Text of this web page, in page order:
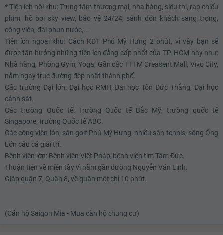
* Tiện ích nội khu: Trung tâm thương mại, nhà hàng, siêu thị, rạp chiếu
phim, hồ bơi sky view, bảo vệ 24/24, sảnh đón khách sang trọng,
công viên, đài phun nước,...
Tiện ích ngoại khu: Cách KĐT Phú Mỹ Hưng 2 phút, vì vậy bạn sẽ
được tận hưởng những tiện ích đẳng cấp nhất của TP. HCM này như:
Nhà hàng, Phòng Gym, Yoga, Gần các TTTM Creasent Mall, Vivo City,
nằm ngay trục đường đẹp nhất thành phố.
Các trường Đại lớn: Đại học RMIT, Đại học Tôn Đức Thắng, Đại học
cảnh sát.
Các trường Quốc tế: Trường Quốc tế Bắc Mỹ, trường quốc tế
Singapore, trường Quốc tế ABC.
Các công viên lớn, sân golf Phú Mỹ Hưng, nhiều sân tennis, sông Ông
Lớn câu cá giải trí.
Bệnh viện lớn: Bệnh viện Việt Pháp, bệnh viện tim Tâm Đức.
Thuận tiện về miền tây vì nằm gần đường Nguyễn Văn Linh.
Giáp quận 7, Quận 8, về quận một chỉ 10 phút.
(Căn hộ Saigon Mia - Mua căn hộ chung cư)